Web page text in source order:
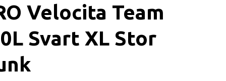
Velocita Team
Svart XL Stor